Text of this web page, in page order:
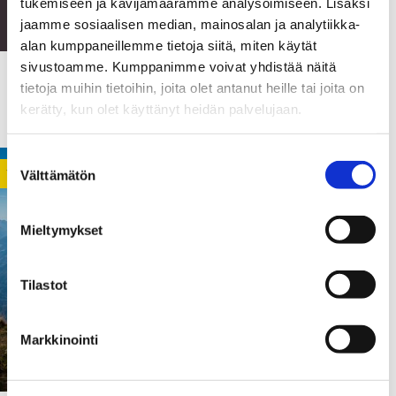
jaamme sosiaalisen median, mainosalan ja analytiikka-
alan kumppaneillemme tietoja siitä, miten käytät
sivustoamme. Kumppanimme voivat yhdistää näitä
tietoja muihin tietoihin, joita olet antanut heille tai joita on
kerätty, kun olet käyttänyt heidän palvelujaan.
Suostumuksen
valinta
Välttämätön
Mieltymykset
Tilastot
Markkinointi
#metoon jälkeen
YLEINEN